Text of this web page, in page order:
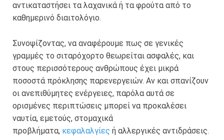
αντικαταστήσει τα λαχανικά ή τα φρούτα από το
καθημερινό διαιτολόγιο.
Συνοψίζοντας, να αναφέρουμε πως σε γενικές
γραμμές το σιταρόχορτο θεωρείται ασφαλές, και
στους περισσότερους ανθρώπους έχει μικρά
ποσοστά πρόκλησης παρενεργειών. Αν και σπανίζουν
οι ανεπιθύμητες ενέργειες, παρόλα αυτά σε
ορισμένες περιπτώσεις μπορεί να προκαλέσει
ναυτία, εμετούς, στομαχικά
προβλήματα, κεφαλαλγίες ή αλλεργικές αντιδράσεις.